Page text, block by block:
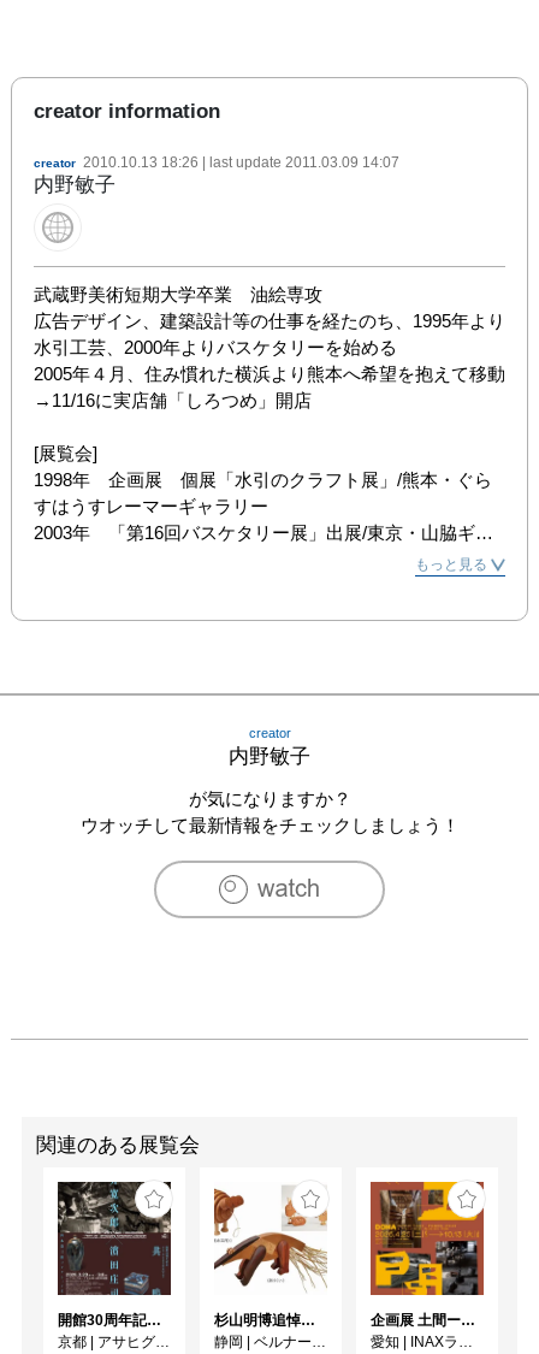
creator information
creator 2010.10.13 18:26 | last update 2011.03.09 14:07
内野敏子
武蔵野美術短期大学卒業　油絵専攻
広告デザイン、建築設計等の仕事を経たのち、1995年より
水引工芸、2000年よりバスケタリーを始める
2005年４月、住み慣れた横浜より熊本へ希望を抱えて移動
→11/16に実店舗「しろつめ」開店
[展覧会]
1998年　企画展　個展「水引のクラフト展」/熊本・ぐら
すはうすレーマーギャラリー
2003年　「第16回バスケタリー展」出展/東京・山脇ギャ
個展「水引のクラフト展Vol.2」/東京・ギャ
企画展　「季節のしたく展」出展/東京・山
王交房（大森）ギャラリーファーストライト
2005年　企画展　個展「水引のクラフト展Vol.3」/東京・
AZABU ZERO（麻布十番）
らすはうすレーマーギャラリー
2006年　個展「むすびのいろ」展/京都・恵文社一乗寺店
田リバーサイドホールギャラリー
兵庫・伊丹市立工芸センター
熊本・熊本県伝統工芸館１Ｆ展示室
swimiy企画　「おんさ展」出展（立体）/大
阪・ミリバールギャラリー
企画展「内野敏子の手と眼展」/熊本・ギャ
ラリー楓
KKRホテル熊本２Ｆロビーに作品展示
もっと見る
creator
内野敏子
が気になりますか？
ウオッチして最新情報をチェックしましょう！
関連のある展覧会
開館30周年記念 山本爲三郎・河井寬次郎没後60年記念 「共鳴 河井寬次郎 × 濱田庄司 ー山本爲三郎コレクションより」
京都 | アサヒグループ大山崎山荘美術館
杉山明博追悼展 木とわたし―木工の妙技と美術教育
静岡 | ベルナール・ビュフェ美術館
企画展 土間ーつくって、つかって、再発見ー
愛知 | INAXライブミュージアム